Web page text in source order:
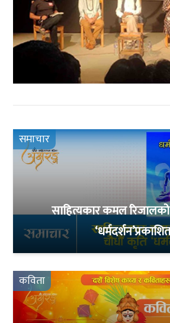
समाचार
साहित्यकार कमल
कविता